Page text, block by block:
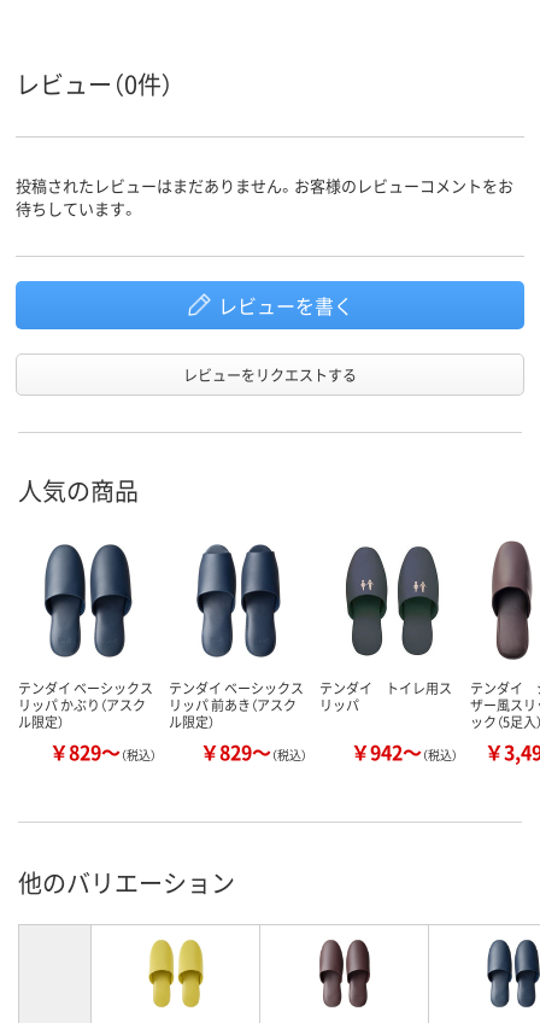
レビュー（0件）
投稿されたレビューはまだありません。お客様のレビューコメントをお
待ちしています。
レビューを書く
レビューをリクエストする
人気の商品
テンダイ ベーシックス
リッパ かぶり（アスク
ル限定）
￥829～（税込）
テンダイ ベーシックス
リッパ 前あき（アスク
ル限定）
￥829～（税込）
テンダイ トイレ用ス
リッパ
￥942～（税込）
テンダイ
ザー風ス
ック（5足入
￥
他のバリエーション